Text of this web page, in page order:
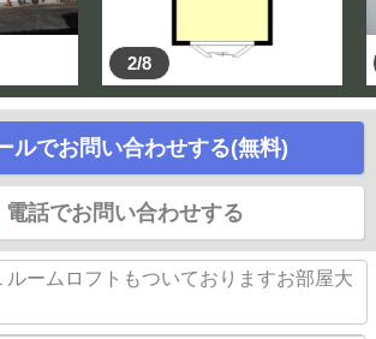
2/8
ルでお問い合わせする(無料)
電話でお問い合わせする
ルームロフトもついておりますお部屋大